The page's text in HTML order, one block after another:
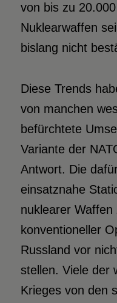
von bis zu
Nuklearwaffen
bislang nicht
Diese Trends
von manchen
befürchtete
Variante der
Antwort. Die
einsatznahe
nuklearer
konventioneller
Russland vor
stellen. Viele der
Krieges von den